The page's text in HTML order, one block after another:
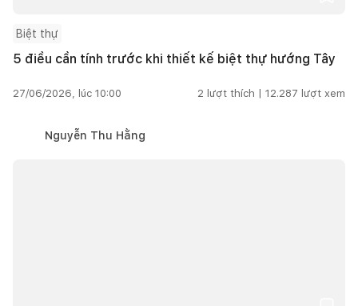
Biệt thự
5 điều cần tính trước khi thiết kế biệt thự hướng Tây
27/06/2026, lúc 10:00 2 lượt thích | 12.287 lượt xem
Nguyễn Thu Hằng